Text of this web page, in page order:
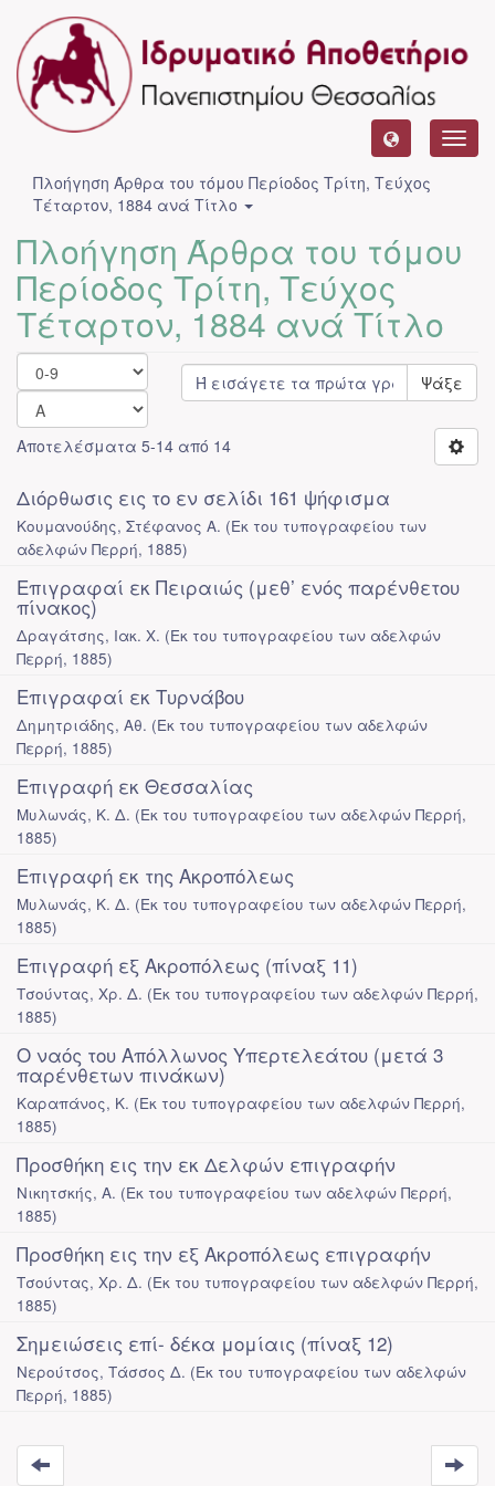
Πλοήγηση Άρθρα του τόμου Περίοδος Τρίτη, Τεύχος
Τέταρτον, 1884 ανά Τίτλο
Πλοήγηση Άρθρα του τόμου
Περίοδος Τρίτη, Τεύχος
Τέταρτον, 1884 ανά Τίτλο
Ψάξε
Αποτελέσματα 5-14 από 14
Διόρθωσις εις το εν σελίδι 161 ψήφισμα
Κουμανούδης, Στέφανος Α. (Εκ του τυπογραφείου των
αδελφών Περρή, 1885)
Επιγραφαί εκ Πειραιώς (μεθ’ ενός παρένθετου
πίνακος)
Δραγάτσης, Ιακ. Χ. (Εκ του τυπογραφείου των αδελφών
Περρή, 1885)
Επιγραφαί εκ Τυρνάβου
Δημητριάδης, Αθ. (Εκ του τυπογραφείου των αδελφών
Περρή, 1885)
Επιγραφή εκ Θεσσαλίας
Μυλωνάς, Κ. Δ. (Εκ του τυπογραφείου των αδελφών Περρή,
1885)
Επιγραφή εκ της Ακροπόλεως
Μυλωνάς, Κ. Δ. (Εκ του τυπογραφείου των αδελφών Περρή,
1885)
Επιγραφή εξ Ακροπόλεως (πίναξ 11)
Τσούντας, Χρ. Δ. (Εκ του τυπογραφείου των αδελφών Περρή,
1885)
Ο ναός του Απόλλωνος Υπερτελεάτου (μετά 3
παρένθετων πινάκων)
Καραπάνος, Κ. (Εκ του τυπογραφείου των αδελφών Περρή,
1885)
Προσθήκη εις την εκ Δελφών επιγραφήν
Νικητσκής, Α. (Εκ του τυπογραφείου των αδελφών Περρή,
1885)
Προσθήκη εις την εξ Ακροπόλεως επιγραφήν
Τσούντας, Χρ. Δ. (Εκ του τυπογραφείου των αδελφών Περρή,
1885)
Σημειώσεις επί- δέκα μομίαις (πίναξ 12)
Νερούτσος, Τάσσος Δ. (Εκ του τυπογραφείου των αδελφών
Περρή, 1885)